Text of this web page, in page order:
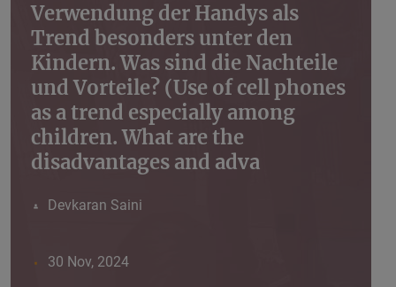
Verwendung der Handys als
Trend besonders unter den
Kindern. Was sind die Nachteile
und Vorteile? (Use of cell phones
as a trend especially among
children. What are the
disadvantages and adva
Devkaran Saini
30 Nov, 2024